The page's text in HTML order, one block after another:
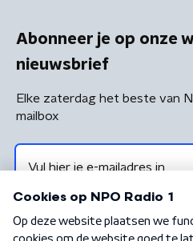
Abonneer je op onze
nieuwsbrief
Elke zaterdag het beste van
mailbox